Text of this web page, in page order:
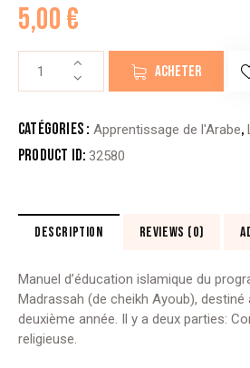
5,00€
DU
-
MUSLIM
Tome
ACHETER
Catégories : Apprentissage de l'Arabe,
Product ID:32580
DESCRIPTION REVIEWS (0)
Manuel d’éducation islamique du
Madrassah (de cheikh Ayoub), destiné
deuxième année. Il y a deux parties:
religieuse.